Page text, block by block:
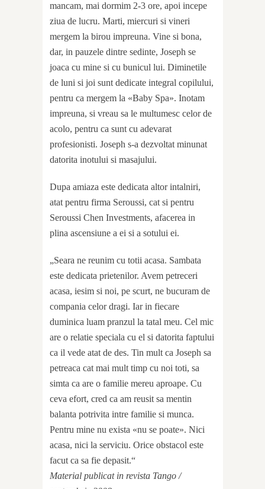
mancam, mai dormim 2-3 ore, apoi incepe
ziua de lucru. Marti, miercuri si vineri
mergem la birou impreuna. Vine si bona,
dar, in pauzele dintre sedinte, Joseph se
joaca cu mine si cu bunicul lui. Diminetile
de luni si joi sunt dedicate integral copilului,
pentru ca mergem la «Baby Spa». Inotam
impreuna, si vreau sa le multumesc celor de
acolo, pentru ca sunt cu adevarat
profesionisti. Joseph s-a dezvoltat minunat
datorita inotului si masajului.
Dupa amiaza este dedicata altor intalniri,
atat pentru firma Seroussi, cat si pentru
Seroussi Chen Investments, afacerea in
plina ascensiune a ei si a sotului ei.
„Seara ne reunim cu totii acasa. Sambata
este dedicata prietenilor. Avem petreceri
acasa, iesim si noi, pe scurt, ne bucuram de
compania celor dragi. Iar in fiecare
duminica luam pranzul la tatal meu. Cel mic
are o relatie speciala cu el si datorita faptului
ca il vede atat de des. Tin mult ca Joseph sa
petreaca cat mai mult timp cu noi toti, sa
simta ca are o familie mereu aproape. Cu
ceva efort, cred ca am reusit sa mentin
balanta potrivita intre familie si munca.
Pentru mine nu exista «nu se poate». Nici
acasa, nici la serviciu. Orice obstacol este
facut ca sa fie depasit.“
Material publicat in revista Tango /